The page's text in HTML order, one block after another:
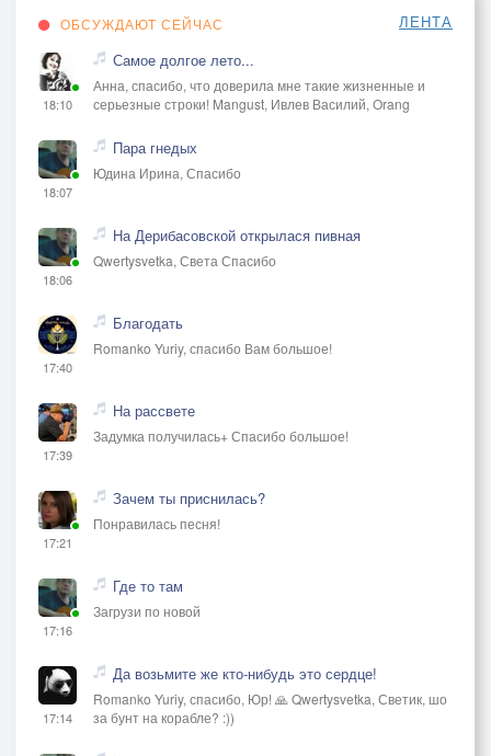
ОБСУЖДАЮТ СЕЙЧАС ЛЕНТА
18:10
Самое долгое лето...
Анна, спасибо, что доверила мне такие жизненные и
серьезные строки! Mangust, Ивлев Василий, Orang
18:07
Пара гнедых
Юдина Ирина, Спасибо
18:06
На Дерибасовской открылася пивная
Qwertysvetka, Света Спасибо
17:40
Благодать
Romanko Yuriy, спасибо Вам большое!
17:39
На рассвете
Задумка получилась+ Спасибо большое!
17:21
Зачем ты приснилась?
Понравилась песня!
17:16
Где то там
Загрузи по новой
17:14
Да возьмите же кто-нибудь это сердце!
Romanko Yuriy, спасибо, Юр! 🙏 Qwertysvetka, Светик, шо
за бунт на корабле? :))